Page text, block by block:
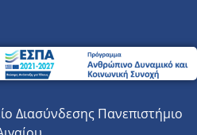
Διασύνδεσης Πανεπιστήμιο